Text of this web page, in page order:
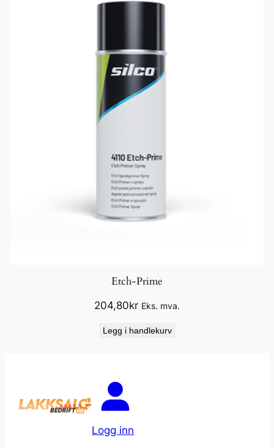
Etch-Prime
204,80kr Eks. mva.
Legg i handlekurv
Logg inn